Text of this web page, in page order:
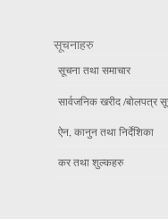
सूचनाहरु
सूचना तथा समाचार
सार्वजनिक खरीद /बोलपत्र
ऐन, कानुन तथा निर्देशिका
कर तथा शुल्कहरु